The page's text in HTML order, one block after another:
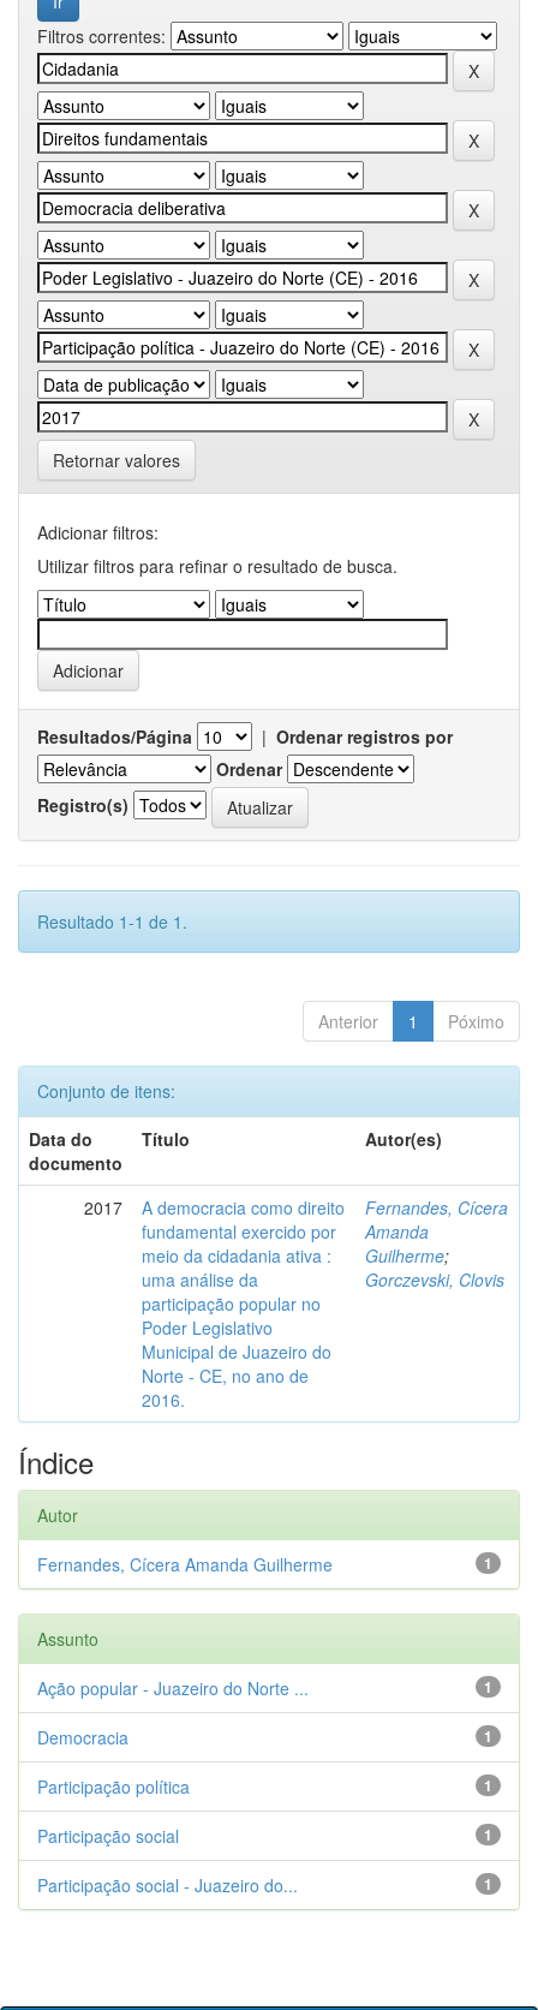
Filtros correntes:
Retornar valores
Adicionar filtros:
Utilizar filtros para refinar o resultado de busca.
Resultados/Página | Ordenar registros por
Ordenar
Registro(s)
Resultado 1-1 de 1.
Anterior 1 Póximo
Conjunto de itens:
Data do
documento
Título Autor(es)
2017
A democracia como direito
fundamental exercido por
meio da cidadania ativa :
uma análise da
participação popular no
Poder Legislativo
Municipal de Juazeiro do
Norte - CE, no ano de
2016.
Fernandes, Cícera
Amanda
Guilherme;
Gorczevski, Clovis
Índice
Autor
1
Fernandes, Cícera Amanda Guilherme
Assunto
1
Ação popular - Juazeiro do Norte ...
1
Democracia
1
Participação política
1
Participação social
1
Participação social - Juazeiro do...